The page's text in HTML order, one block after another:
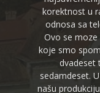
korektnost u
odnosa sa
Ovo se
koje smo
dvadeset
sedamdeset.
našu